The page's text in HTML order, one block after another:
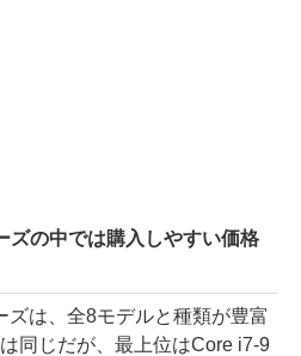
ズの中では購入しやすい価格
は、全8モデルと種類が豊富
同じだが、最上位はCore i7-9